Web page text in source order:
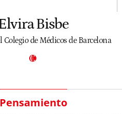
Bisbe
Colegio de Médicos de Barcelona
Pensamiento